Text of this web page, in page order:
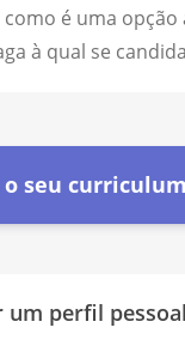
é uma opção
à qual se
o seu
um perfil